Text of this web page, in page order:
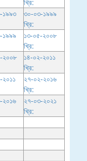
১৯৯৩
৩০-০৩-১৯৯৯
খ্রি:
১৯৯৯
১৩-০৫-২০০৮
খ্রি:
২০০৮
১৪-০২-২০১১
খ্রি:
২৭-০২-২০১৬
খ্রি:
২০১৬
২৭-০৩-২০২১
খ্রি: